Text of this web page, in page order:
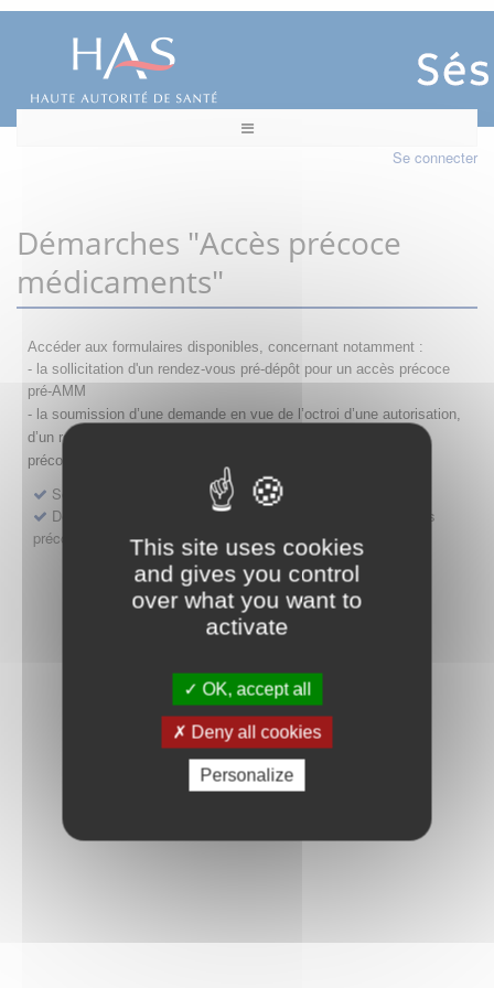
This site uses cookies
and gives you control
over what you want to
activate
OK, accept all
Deny all cookies
Personalize
Se connecter
Démarches "Accès précoce
médicaments"
Accéder aux formulaires disponibles, concernant notamment :
- la sollicitation d'un rendez-vous pré-dépôt pour un accès précoce
pré-AMM
- la soumission d’une demande en vue de l’octroi d’une autorisation,
d’un renouvellement, d’une modification ou d’un retrait d'accès
précoce
Sollicitation RDV pré-dépôt accès précoce pré-AMM
Déposer une demande ou faire évoluer une décision d'accès
précoce